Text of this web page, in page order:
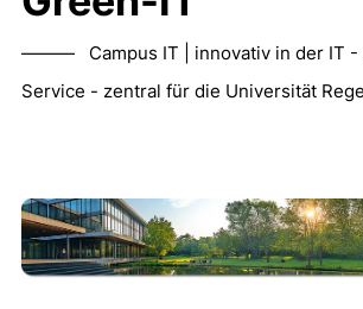
——— Campus IT | innovativ in der IT -
Service - zentral für die Universität